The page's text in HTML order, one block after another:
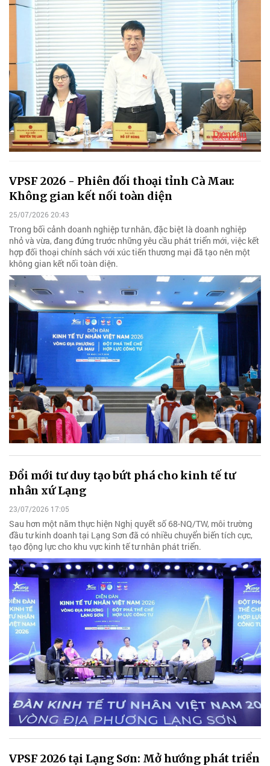
VPSF 2026 - Phiên đối thoại tỉnh Cà Mau:
Không gian kết nối toàn diện
25/07/2026 20:43
Trong bối cảnh doanh nghiệp tư nhân, đặc biệt là doanh nghiệp
nhỏ và vừa, đang đứng trước những yêu cầu phát triển mới, việc kết
hợp đối thoại chính sách với xúc tiến thương mại đã tạo nên một
không gian kết nối toàn diện.
Đổi mới tư duy tạo bứt phá cho kinh tế tư
nhân xứ Lạng
23/07/2026 17:05
Sau hơn một năm thực hiện Nghị quyết số 68-NQ/TW, môi trường
đầu tư kinh doanh tại Lạng Sơn đã có nhiều chuyển biến tích cực,
tạo động lực cho khu vực kinh tế tư nhân phát triển.
VPSF 2026 tại Lạng Sơn: Mở hướng phát triển